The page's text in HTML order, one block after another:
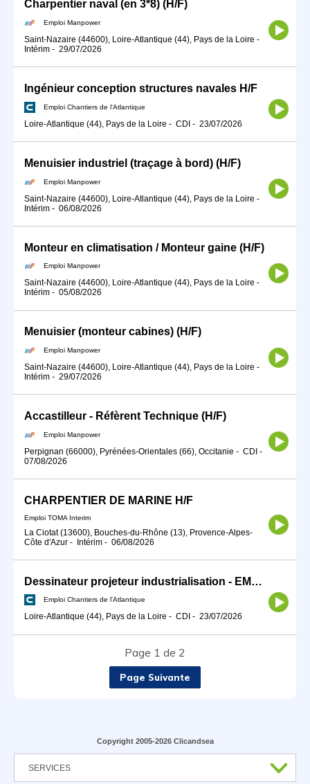
Charpentier naval (en 3*8) (H/F)
Emploi Manpower
Saint-Nazaire (44600), Loire-Atlantique (44), Pays de la Loire -
Intérim - 29/07/2026
Ingénieur conception structures navales H/F
Emploi Chantiers de l'Atlantique
Loire-Atlantique (44), Pays de la Loire - CDI - 23/07/2026
Menuisier industriel (traçage à bord) (H/F)
Emploi Manpower
Saint-Nazaire (44600), Loire-Atlantique (44), Pays de la Loire -
Intérim - 06/08/2026
Monteur en climatisation / Monteur gaine (H/F)
Emploi Manpower
Saint-Nazaire (44600), Loire-Atlantique (44), Pays de la Loire -
Intérim - 05/08/2026
Menuisier (monteur cabines) (H/F)
Emploi Manpower
Saint-Nazaire (44600), Loire-Atlantique (44), Pays de la Loire -
Intérim - 29/07/2026
Accastilleur - Réfèrent Technique (H/F)
Emploi Manpower
Perpignan (66000), Pyrénées-Orientales (66), Occitanie - CDI -
07/08/2026
CHARPENTIER DE MARINE H/F
Emploi TOMA Interim
La Ciotat (13600), Bouches-du-Rhône (13), Provence-Alpes-
Côte d'Azur - Intérim - 06/08/2026
Dessinateur projeteur industrialisation - EMR H/F
Emploi Chantiers de l'Atlantique
Loire-Atlantique (44), Pays de la Loire - CDI - 23/07/2026
Page 1 de 2
Page Suivante
Copyright 2005-2026 Clicandsea
SERVICES